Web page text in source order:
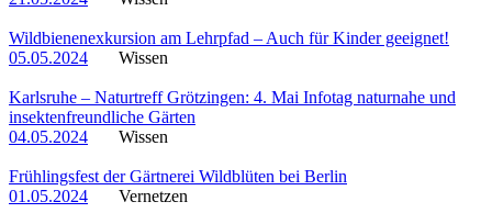
Wildbienenexkursion am Lehrpfad – Auch für Kinder geeignet!
05.05.2024
Wissen
Karlsruhe – Naturtreff Grötzingen: 4. Mai Infotag naturnahe und
insektenfreundliche Gärten
04.05.2024
Wissen
Frühlingsfest der Gärtnerei Wildblüten bei Berlin
01.05.2024
Vernetzen